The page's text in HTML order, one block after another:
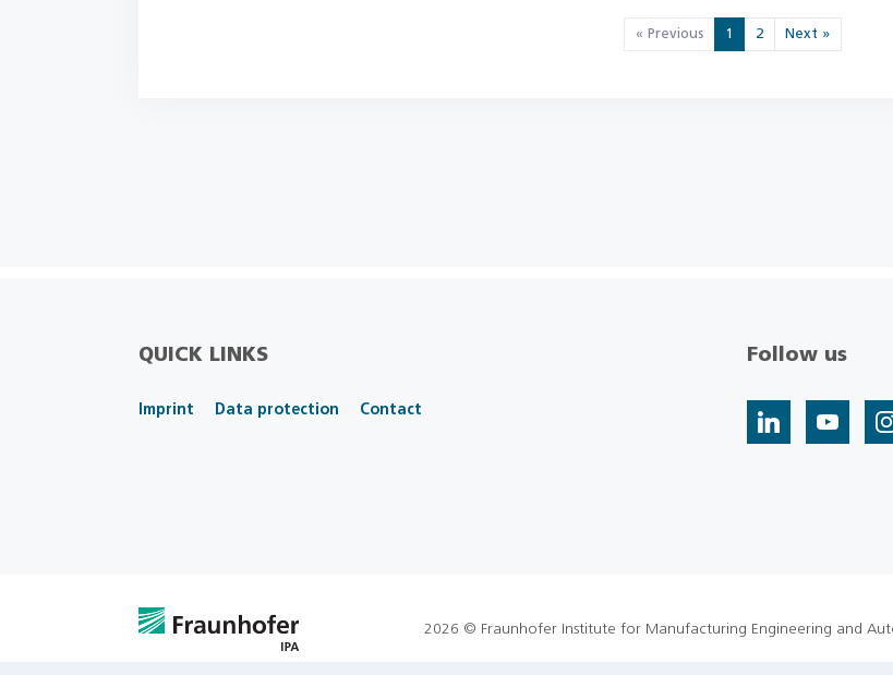
« Previous 1 2 Next »
QUICK LINKS
Imprint Data protection Contact
Follow us
2026 © Fraunhofer Institute for Manufacturing Engineering and